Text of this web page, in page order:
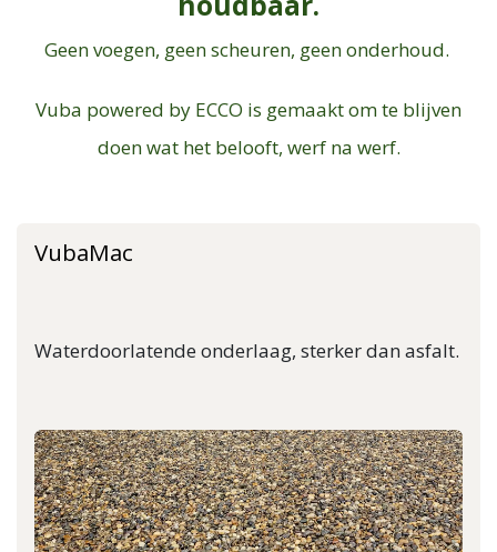
Geen voegen, geen scheuren, geen onderhoud.
Vuba powered by ECCO is gemaakt om te blijven
doen wat het belooft, werf na werf.
VubaMac
Waterdoorlatende onderlaag, sterker dan asfalt.